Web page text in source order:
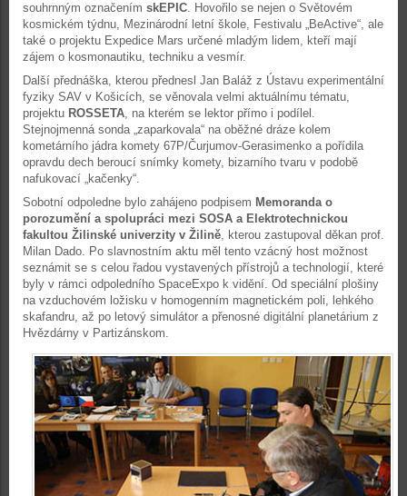
souhrnným označením skEPIC. Hovořilo se nejen o Světovém
kosmickém týdnu, Mezinárodní letní škole, Festivalu „BeActive“, ale
také o projektu Expedice Mars určené mladým lidem, kteří mají
zájem o kosmonautiku, techniku a vesmír.
Další přednáška, kterou přednesl Jan Baláž z Ústavu experimentální
fyziky SAV v Košicích, se věnovala velmi aktuálnímu tématu,
projektu ROSSETA, na kterém se lektor přímo i podílel.
Stejnojmenná sonda „zaparkovala“ na oběžné dráze kolem
kometárního jádra komety 67P/Čurjumov-Gerasimenko a pořídila
opravdu dech beroucí snímky komety, bizarního tvaru v podobě
nafukovací „kačenky“.
Sobotní odpoledne bylo zahájeno podpisem Memoranda o
porozumění a spolupráci mezi SOSA a Elektrotechnickou
fakultou Žilinské univerzity v Žilině, kterou zastupoval děkan prof.
Milan Dado. Po slavnostním aktu měl tento vzácný host možnost
seznámit se s celou řadou vystavených přístrojů a technologií, které
byly v rámci odpoledního SpaceExpo k vidění. Od speciální plošiny
na vzduchovém ložisku v homogenním magnetickém poli, lehkého
skafandru, až po letový simulátor a přenosné digitální planetárium z
Hvězdárny v Partizánskom.